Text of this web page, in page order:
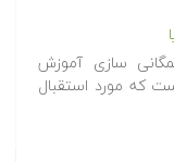
سازی آموزش
که مورد استقبال